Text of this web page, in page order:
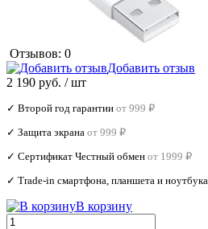
Отзывов: 0
Добавить отзыв
2 190 руб. / шт
✓ Второй год гарантии от 999 ₽
✓ Защита экрана от 999 ₽
✓ Сертификат Честный обмен от 1999 ₽
✓ Trade‑in смартфона, планшета и ноутбука
В корзину